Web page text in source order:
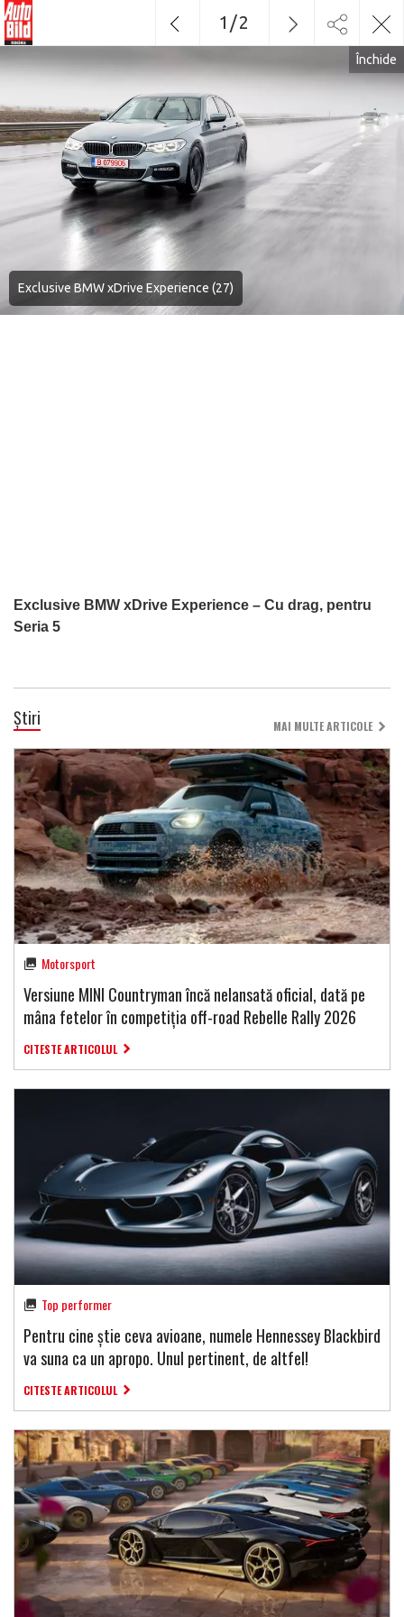
Exclusive BMW xDrive Experience (27)
Exclusive BMW xDrive Experience – Cu drag, pentru
Seria 5
Închide
1 /2
Știri MAI MULTE ARTICOLE
Motorsport
Versiune MINI Countryman încă nelansată oficial, dată pe
mâna fetelor în competiția off-road Rebelle Rally 2026
CITESTE ARTICOLUL
Top performer
Pentru cine știe ceva avioane, numele Hennessey Blackbird
va suna ca un apropo. Unul pertinent, de altfel!
CITESTE ARTICOLUL